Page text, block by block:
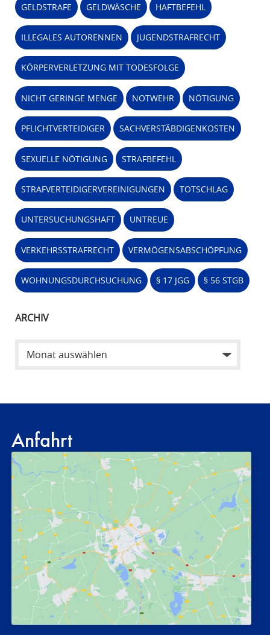
GELDSTRAFE GELDWÄSCHE HAFTBEFEHL
ILLEGALES AUTORENNEN JUGENDSTRAFRECHT
KÖRPERVERLETZUNG MIT TODESFOLGE
NICHT GERINGE MENGE NOTWEHR NÖTIGUNG
PFLICHTVERTEIDIGER SACHVERSTÄBDIGENKOSTEN
SEXUELLE NÖTIGUNG STRAFBEFEHL
STRAFVERTEIDIGERVEREINIGUNGEN TOTSCHLAG
UNTERSUCHUNGSHAFT UNTREUE
VERKEHRSSTRAFRECHT VERMÖGENSABSCHÖPFUNG
WOHNUNGSDURCHSUCHUNG § 17 JGG § 56 STGB
ARCHIV
Anfahrt